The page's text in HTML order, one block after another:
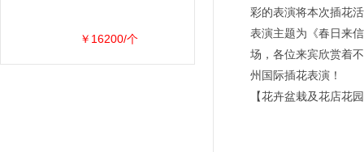
彩的表演将本次插花
表演主题为《春日来
场，各位来宾欣赏着
州国际插花表演！
【花卉盆栽及花店花
￥16200/个